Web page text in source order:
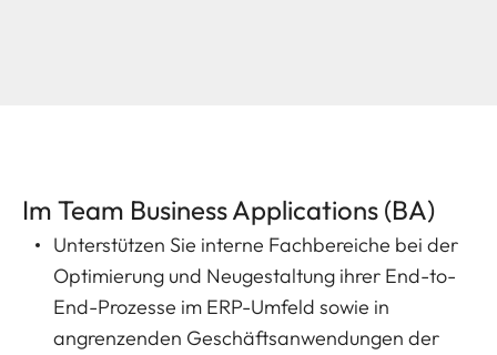
Im Team Business Applications (BA)
Unterstützen Sie interne Fachbereiche bei der
Optimierung und Neugestaltung ihrer End-to-
End-Prozesse im ERP-Umfeld sowie in
angrenzenden Geschäftsanwendungen der